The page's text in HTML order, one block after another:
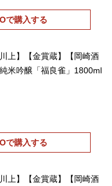
で購入する
上】【金賞蔵】【岡崎酒
米吟醸「福良雀」1800ml
で購入する
上】【金賞蔵】【岡崎酒